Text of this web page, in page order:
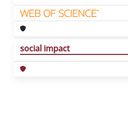
social impact